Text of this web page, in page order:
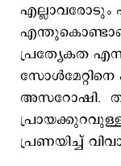
പ്രത്യേകത
അസറോഷി.
പ്രണയിച്ച്